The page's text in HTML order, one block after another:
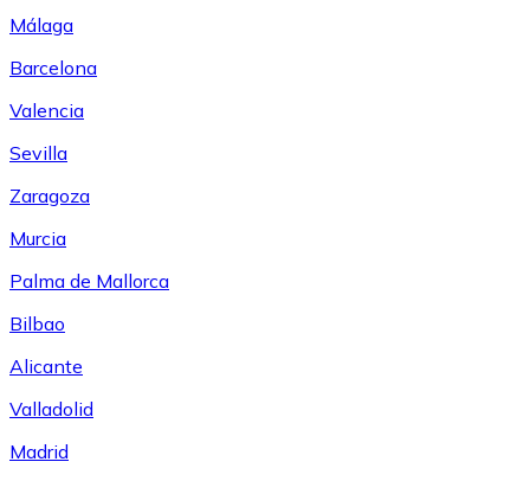
Málaga
Barcelona
Valencia
Sevilla
Zaragoza
Murcia
Palma de Mallorca
Bilbao
Alicante
Valladolid
Madrid